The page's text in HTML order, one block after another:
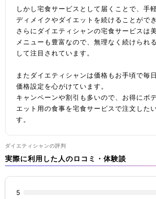
しかし宅食サービスとして届くことで、手
ディメイクやダイエットを続けることができ
さらにダイエティシャンの宅食サービスは
メニューも豊富なので、無理なく続けられ
して注目されています。
またダイエティシャンは価格もお手頃で毎
価格設定を心がけています。
キャンペーンや割引も多いので、お得にボ
エット用の食事を宅食サービスで注文した
す。
ダイエティシャンの評判
実際に利用した人のロコミ・体験談
5